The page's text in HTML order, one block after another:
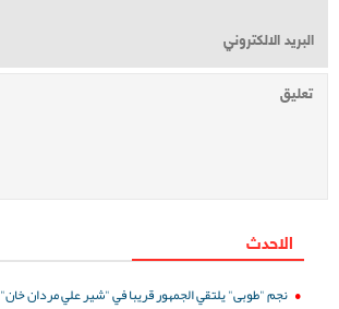
الاحدث
نجم "طوبى" يلتقي الجمهور قريبا في "شير علي مردان خان"